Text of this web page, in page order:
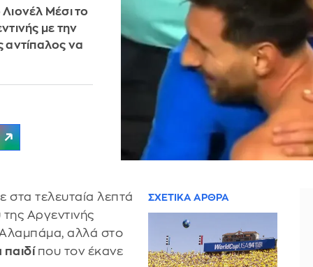
Μέσι το
με την
αντίπαλος να
στα τελευταία λεπτά
Αργεντινής
Αλαμπάμα, αλλά στο
που τον έκανε
ΣΧΕΤΙΚΑ ΑΡΘΡΑ